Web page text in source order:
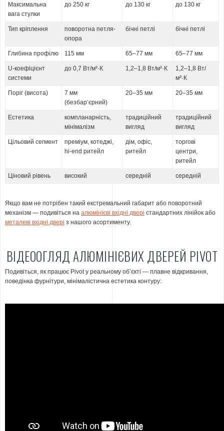
Максимальна
вага стулки
до 250 кг до 130 кг до 130 кг
Тип кріплення
поворотна петля-
опора
бічні петлі бічні петлі
Глибина профілю 115 мм 65–77 мм 65–77 мм
U-коефіцієнт
системи
до 0,7 Вт/м²·К 1,2–1,8 Вт/м²·К
1,2–1,8 Вт/
м²·К
Поріг (висота)
7 мм
(безбарʼєрний)
20–35 мм 20–35 мм
Естетика
компланарність,
мінімалізм
традиційний
вигляд
традиційний
вигляд
Цільовий сегмент
преміум, котеджі,
hi-end ритейл
дім, офіс,
ритейл
торгові
центри,
ритейл
Ціновий рівень високий середній середній
Якщо вам не потрібен такий екстремальний габарит або поворотний
механізм — подивіться на алюмінієві вхідні двері стандартних лінійок або
металеві вхідні двері з нашого асортименту.
ВІДЕООГЛЯД АЛЮМІНІЄВИХ ДВЕРЕЙ PIVOT
Подивіться, як працює Pivot у реальному обʼєкті — плавне відкривання,
поведінка фурнітури, мінімалістична естетика контуру: